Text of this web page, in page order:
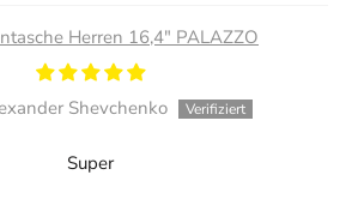
Herren 16,4" PALAZZO
Shevchenko
Super